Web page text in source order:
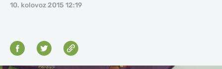
10. kolovoz 2015 12:19